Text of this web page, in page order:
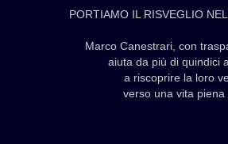
PORTIAMO IL RISVEGLIO
Marco Canestrari, con
aiuta da più di quindici
a riscoprire la loro
verso una vita piena